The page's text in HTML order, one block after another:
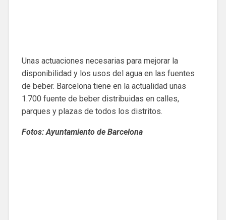
Unas actuaciones necesarias para mejorar la
disponibilidad y los usos del agua en las fuentes
de beber. Barcelona tiene en la actualidad unas
1.700 fuente de beber distribuidas en calles,
parques y plazas de todos los distritos.
Fotos: Ayuntamiento de Barcelona